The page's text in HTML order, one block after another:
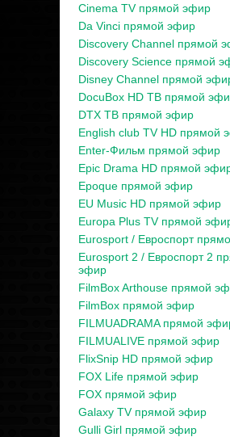
Cinema TV прямой эфир
Da Vinci прямой эфир
Discovery Channel прямой
Discovery Science прямой
Disney Channel прямой
DocuBox HD ТВ прямой
DTX ТВ прямой эфир
English club TV HD прямой
Enter-Фильм прямой эфир
Epic Drama HD прямой
Epoque прямой эфир
EU Music HD прямой эфир
Europa Plus TV прямой
Eurosport / Евроспорт
Eurosport 2 / Евроспорт 2
эфир
FilmBox Arthouse прямой
FilmBox прямой эфир
FILMUADRAMA прямой
FILMUALIVE прямой эфир
FlixSnip HD прямой эфир
FOX Life прямой эфир
FOX прямой эфир
Galaxy TV прямой эфир
Gulli Girl прямой эфир